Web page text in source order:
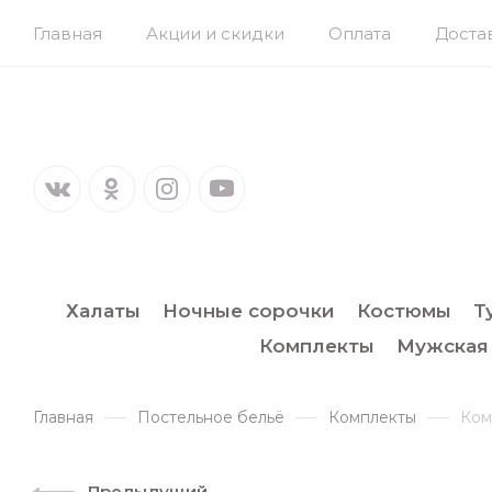
Главная Акции и скидки Оплата
Халаты Ночные сорочки Костюмы
Комплекты
Мужская
Главная Постельное бельё Комплекты